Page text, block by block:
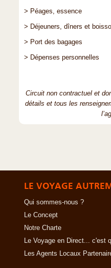
> Péages, essence
> Déjeuners, dîners et
> Port des bagages
> Dépenses personnelles
Circuit non contractuel et
détails et tous les
LE VOYAGE
Qui sommes-nous ?
Le Concept
Notre Charte
Le Voyage en Direct... c'est
Les Agents Locaux